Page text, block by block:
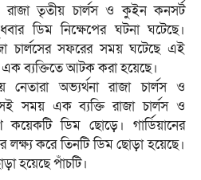
রাজা তৃতীয় চার্লস ও কুইন কনসর্ট
ডিম নিক্ষেপের ঘটনা ঘটেছে।
চার্লসের সফরের সময় ঘটেছে এই
ব্যক্তিতে আটক করা হয়েছে।
নেতারা অভ্যর্থনা রাজা চার্লস ও
সময় এক ব্যক্তি রাজা চার্লস ও
কয়েকটি ডিম ছোড়ে। গার্ডিয়ানের
লক্ষ্য করে তিনটি ডিম ছোড়া হয়েছে।
হয়েছে পাঁচটি।